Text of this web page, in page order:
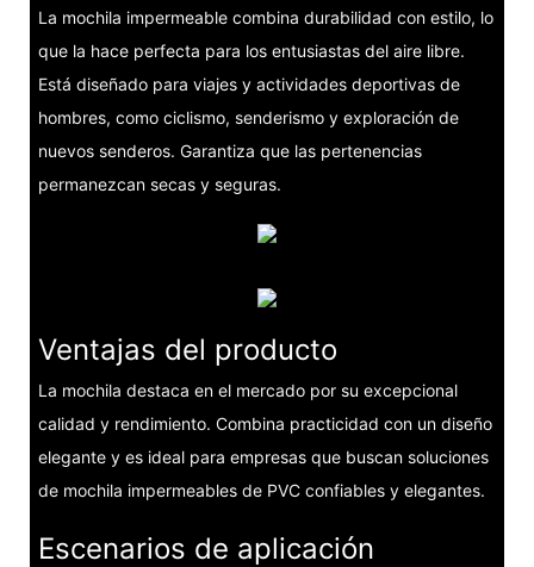
La mochila impermeable combina durabilidad con estilo, lo
que la hace perfecta para los entusiastas del aire libre.
Está diseñado para viajes y actividades deportivas de
hombres, como ciclismo, senderismo y exploración de
nuevos senderos. Garantiza que las pertenencias
permanezcan secas y seguras.
Ventajas del producto
La mochila destaca en el mercado por su excepcional
calidad y rendimiento. Combina practicidad con un diseño
elegante y es ideal para empresas que buscan soluciones
de mochila impermeables de PVC confiables y elegantes.
Escenarios de aplicación